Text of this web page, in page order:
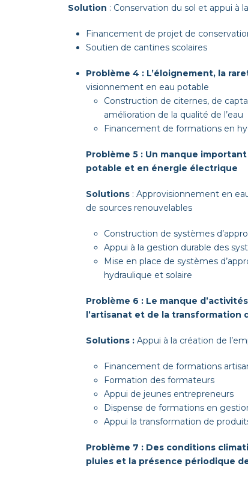
Solu­tion : Con­ser­va­tion du sol et appui à
Finance­ment de pro­jet de
Sou­tien de can­tines scolaires
Prob­lème 4 : L’éloignement, la
vi­sion­nement en eau potable
Con­struc­tion de citernes, de
amélio­ra­tion de la qual­ité de l’eau
Finance­ment de for­ma­tions en
Prob­lème 5 : Un manque
potable et en énergie électrique
Solu­tions: Appro­vi­sion­nement en
de sources renouvelables
Con­struc­tion de sys­tèmes
Appui à la ges­tion durable des
Mise en place de sys­tèmes
hydraulique et solaire
Prob­lème 6 : Le manque
l’artisanat et de la trans­for­ma­tion
Solu­tions :Appui à la créa­tion de
Finance­ment de for­ma­tions
For­ma­tion des formateurs
Appui de jeunes entrepreneurs
Dis­pense de for­ma­tions en
Appui la trans­for­ma­tion de
Prob­lème 7 : Des con­di­tions
pluies et la présence péri­odique